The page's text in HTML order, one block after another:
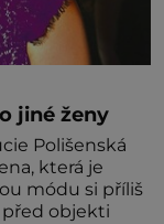
jiné ženy
Polišenská
která je
módu si příliš
objekti